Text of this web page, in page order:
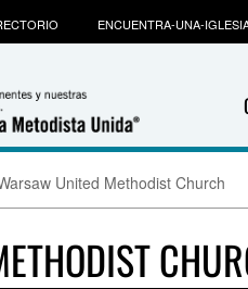
ENCUENTRA-UNA-
United Methodist Church